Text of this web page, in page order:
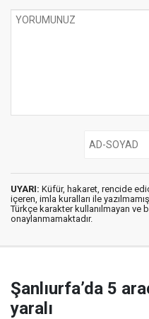
UYARI: Küfür, hakaret, rencide
içeren, imla kuralları ile yazılmamış,
Türkçe karakter kullanılmayan ve
onaylanmamaktadır.
Şanlıurfa’da 5
yaralı